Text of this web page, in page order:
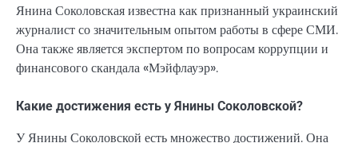
Янина Соколовская известна как признанный украинский
журналист со значительным опытом работы в сфере СМИ.
Она также является экспертом по вопросам коррупции и
финансового скандала «Мэйфлауэр».
Какие достижения есть у Янины Соколовской?
У Янины Соколовской есть множество достижений. Она